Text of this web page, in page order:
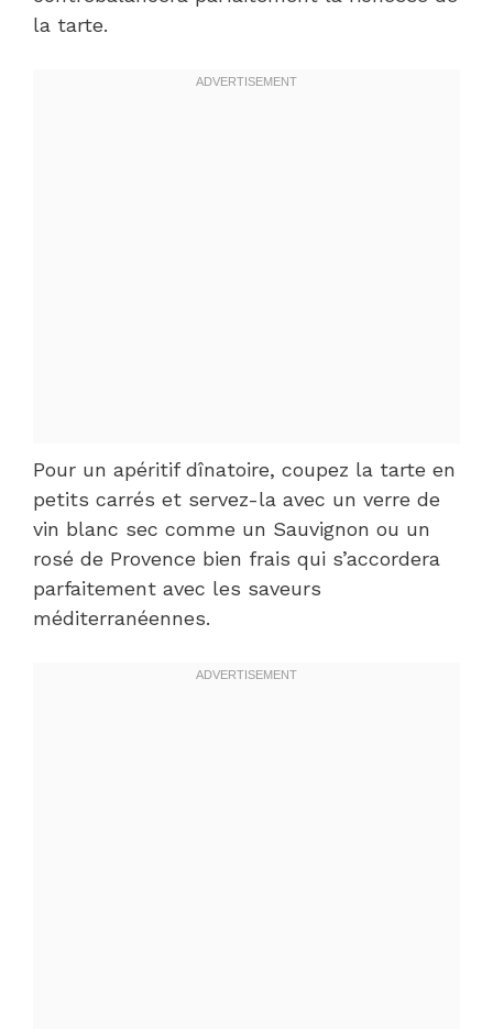
la tarte.
Pour un apéritif dînatoire, coupez la tarte en
petits carrés et servez-la avec un verre de
vin blanc sec comme un Sauvignon ou un
rosé de Provence bien frais qui s’accordera
parfaitement avec les saveurs
méditerranéennes.